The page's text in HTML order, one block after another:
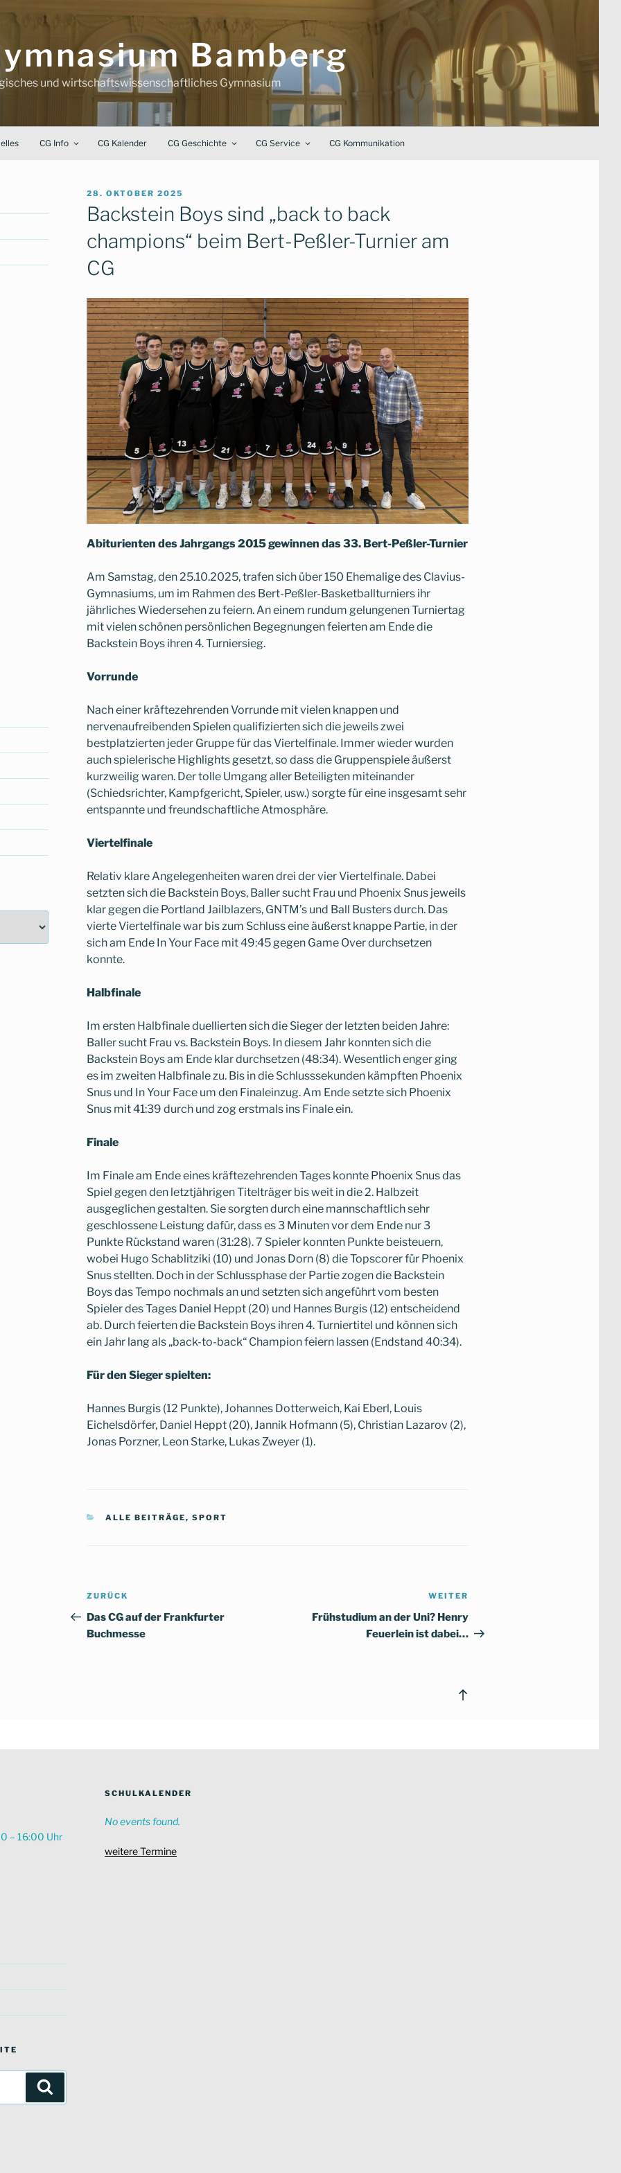
Bamberg
und wirtschaftswissenschaftliches Gymnasium
CG Info CG Kalender CG Geschichte CG Service CG Kommunikation
VERÖFFENTLICHT
28. OKTOBER 2025
Backstein Boys sind „back to back
champions“ beim Bert-Peßler-Turnier am
CG
Abiturienten des Jahrgangs 2015 gewinnen das 33. Bert-Peßler-Turnier
Am Samstag, den 25.10.2025, trafen sich über 150 Ehemalige des Clavius-
Gymnasiums, um im Rahmen des Bert-Peßler-Basketballturniers ihr
jährliches Wiedersehen zu feiern. An einem rundum gelungenen Turniertag
mit vielen schönen persönlichen Begegnungen feierten am Ende die
Backstein Boys ihren 4. Turniersieg.
Vorrunde
Nach einer kräftezehrenden Vorrunde mit vielen knappen und
nervenaufreibenden Spielen qualifizierten sich die jeweils zwei
bestplatzierten jeder Gruppe für das Viertelfinale. Immer wieder wurden
auch spielerische Highlights gesetzt, so dass die Gruppenspiele äußerst
kurzweilig waren. Der tolle Umgang aller Beteiligten miteinander
(Schiedsrichter, Kampfgericht, Spieler, usw.) sorgte für eine insgesamt sehr
entspannte und freundschaftliche Atmosphäre.
Viertelfinale
Relativ klare Angelegenheiten waren drei der vier Viertelfinale. Dabei
setzten sich die Backstein Boys, Baller sucht Frau und Phoenix Snus jeweils
klar gegen die Portland Jailblazers, GNTM’s und Ball Busters durch. Das
vierte Viertelfinale war bis zum Schluss eine äußerst knappe Partie, in der
sich am Ende In Your Face mit 49:45 gegen Game Over durchsetzen
konnte.
Halbfinale
Im ersten Halbfinale duellierten sich die Sieger der letzten beiden Jahre:
Baller sucht Frau vs. Backstein Boys. In diesem Jahr konnten sich die
Backstein Boys am Ende klar durchsetzen (48:34). Wesentlich enger ging
es im zweiten Halbfinale zu. Bis in die Schlusssekunden kämpften Phoenix
Snus und In Your Face um den Finaleinzug. Am Ende setzte sich Phoenix
Snus mit 41:39 durch und zog erstmals ins Finale ein.
Finale
Im Finale am Ende eines kräftezehrenden Tages konnte Phoenix Snus das
Spiel gegen den letztjährigen Titelträger bis weit in die 2. Halbzeit
ausgeglichen gestalten. Sie sorgten durch eine mannschaftlich sehr
geschlossene Leistung dafür, dass es 3 Minuten vor dem Ende nur 3
Punkte Rückstand waren (31:28). 7 Spieler konnten Punkte beisteuern,
wobei Hugo Schablitziki (10) und Jonas Dorn (8) die Topscorer für Phoenix
Snus stellten. Doch in der Schlussphase der Partie zogen die Backstein
Boys das Tempo nochmals an und setzten sich angeführt vom besten
Spieler des Tages Daniel Heppt (20) und Hannes Burgis (12) entscheidend
ab. Durch feierten die Backstein Boys ihren 4. Turniertitel und können sich
ein Jahr lang als „back-to-back“ Champion feiern lassen (Endstand 40:34).
Für den Sieger spielten:
Hannes Burgis (12 Punkte), Johannes Dotterweich, Kai Eberl, Louis
Eichelsdörfer, Daniel Heppt (20), Jannik Hofmann (5), Christian Lazarov (2),
Jonas Porzner, Leon Starke, Lukas Zweyer (1).
KATEGORIEN
ALLE BEITRÄGE,SPORT
Beitragsnavigation
Vorheriger
Beitrag
ZURÜCK
Das CG auf der Frankfurter
Buchmesse
Beitrag
WEITER
Frühstudium an der Uni? Henry
Feuerlein ist dabei…
– 16:00 Uhr
SCHULKALENDER
No events found.
weitere Termine